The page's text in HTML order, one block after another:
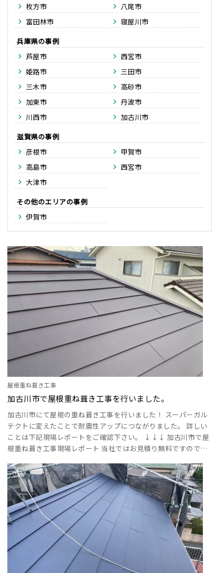
枚方市
八尾市
富田林市
寝屋川市
兵庫県
芦屋市
西宮市
姫路市
三田市
三木市
高砂市
加東市
丹波市
川西市
加古川市
滋賀県
彦根市
甲賀市
高島市
西宮市
大津市
その他のエリア
伊賀市
屋根重ね葺き工事
加古川市で屋根重ね葺き工事を行いました。
加古川市にて屋根の重ね葺き工事を行いました！ スーパーガル
テクトに変えたことで耐震性アップにつながりました。 詳しい
ことは下記現場レポートをご確認下さい。 ↓↓↓ 加古川市で屋
根重ね葺き工事現場レポート 当社ではお見積り無料ですのでお